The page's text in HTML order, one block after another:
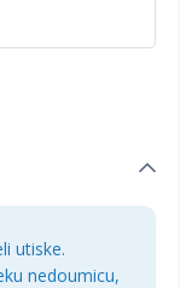
utiske.
nedoumicu,